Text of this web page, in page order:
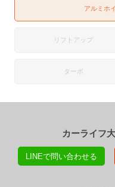
アルミホ
リフトアップ
ターボ
カーライフ
LINEで問い合わせる